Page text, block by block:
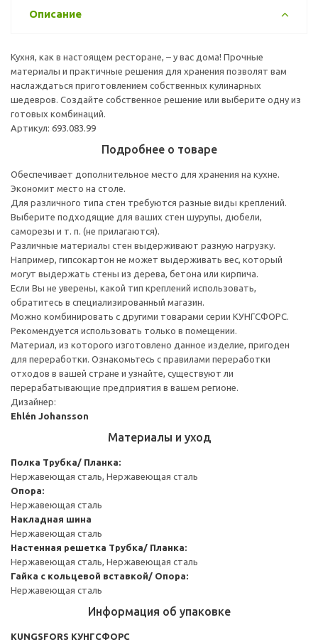
Описание
Кухня, как в настоящем ресторане, – у вас дома! Прочные
материалы и практичные решения для хранения позволят вам
наслаждаться приготовлением собственных кулинарных
шедевров. Создайте собственное решение или выберите одну из
готовых комбинаций.
Артикул: 693.083.99
Подробнее о товаре
Обеспечивает дополнительное место для хранения на кухне.
Экономит место на столе.
Для различного типа стен требуются разные виды креплений.
Выберите подходящие для ваших стен шурупы, дюбели,
саморезы и т. п. (не прилагаются).
Различные материалы стен выдерживают разную нагрузку.
Например, гипсокартон не может выдерживать вес, который
могут выдержать стены из дерева, бетона или кирпича.
Если Вы не уверены, какой тип креплений использовать,
обратитесь в специализированный магазин.
Можно комбинировать с другими товарами серии КУНГСФОРС.
Рекомендуется использовать только в помещении.
Материал, из которого изготовлено данное изделие, пригоден
для переработки. Ознакомьтесь с правилами переработки
отходов в вашей стране и узнайте, существуют ли
перерабатывающие предприятия в вашем регионе.
Дизайнер:
Ehlén Johansson
Материалы и уход
Полка Трубка/ Планка:
Нержавеющая сталь, Нержавеющая сталь
Опора:
Нержавеющая сталь
Накладная шина
Нержавеющая сталь
Настенная решетка Трубка/ Планка:
Нержавеющая сталь, Нержавеющая сталь
Гайка с кольцевой вставкой/ Опора:
Нержавеющая сталь
Информация об упаковке
KUNGSFORS КУНГСФОРС